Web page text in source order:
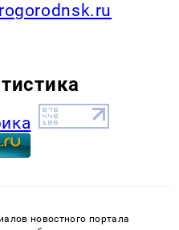
новостного портала